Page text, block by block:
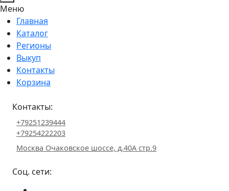
Меню
Главная
Каталог
Регионы
Выкуп
Контакты
Корзина
Контакты:
+79251239444
+79254222203
Москва Очаковское шоссе, д.40А стр.9
Соц. сети: